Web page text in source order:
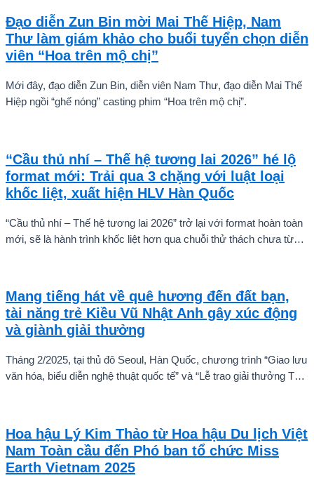
Đạo diễn Zun Bin mời Mai Thế Hiệp, Nam
Thư làm giám khảo cho buổi tuyển chọn diễn
viên “Hoa trên mộ chị”
Mới đây, đạo diễn Zun Bin, diễn viên Nam Thư, đạo diễn Mai Thế
Hiệp ngồi “ghế nóng” casting phim “Hoa trên mộ chị”.
“Cầu thủ nhí – Thế hệ tương lai 2026” hé lộ
format mới: Trải qua 3 chặng với luật loại
khốc liệt, xuất hiện HLV Hàn Quốc
“Cầu thủ nhí – Thế hệ tương lai 2026” trở lại với format hoàn toàn
mới, sẽ là hành trình khốc liệt hơn qua chuỗi thử thách chưa từng
sàng chinh phục thử thách.
Mang tiếng hát về quê hương đến đất bạn,
tài năng trẻ Kiều Vũ Nhật Anh gây xúc động
và giành giải thưởng
Tháng 2/2025, tại thủ đô Seoul, Hàn Quốc, chương trình “Giao lưu
văn hóa, biểu diễn nghệ thuật quốc tế” và “Lễ trao giải thưởng Tài
ấn tượng mạnh với giọng hát trữ tình sâu lắng, mang đậm hơi thở
quê hương.
Hoa hậu Lý Kim Thảo từ Hoa hậu Du lịch Việt
Nam Toàn cầu đến Phó ban tổ chức Miss
Earth Vietnam 2025